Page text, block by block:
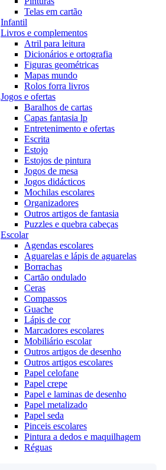
Telas em cartão
Infantil
Livros e complementos
Atril para leitura
Dicionários e ortografia
Figuras geométricas
Mapas mundo
Rolos forra livros
Jogos e ofertas
Baralhos de cartas
Capas fantasia lp
Entretenimento e ofertas
Escrita
Estojo
Estojos de pintura
Jogos de mesa
Jogos didácticos
Mochilas escolares
Organizadores
Outros artigos de fantasia
Puzzles e quebra cabeças
Escolar
Agendas escolares
Aguarelas e lápis de aguarelas
Borrachas
Cartão ondulado
Ceras
Compassos
Guache
Lápis de cor
Marcadores escolares
Mobiliário escolar
Outros artigos de desenho
Outros artigos escolares
Papel celofane
Papel crepe
Papel e laminas de desenho
Papel metalizado
Papel seda
Pinceis escolares
Pintura a dedos e maquilhagem
Réguas